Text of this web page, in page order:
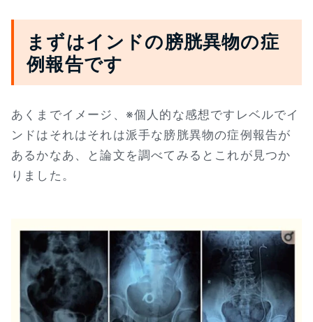
まずはインドの膀胱異物の症
例報告です
あくまでイメージ、※個人的な感想ですレベルでイ
ンドはそれはそれは派手な膀胱異物の症例報告が
あるかなあ、と論文を調べてみるとこれが見つか
りました。